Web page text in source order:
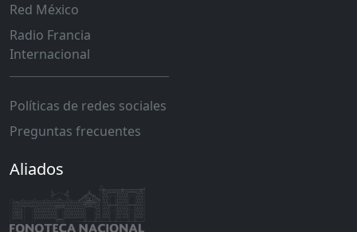
Red México
Radio Francia
Internacional
Políticas de redes sociales
Preguntas frecuentes
Aliados